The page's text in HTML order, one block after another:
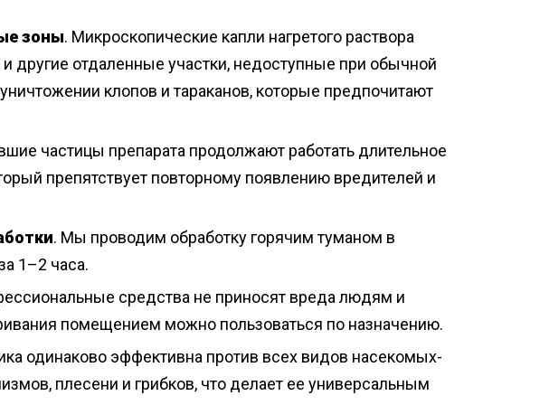
зоны. Микроскопические капли нагретого раствора
другие отдаленные участки, недоступные при обычной
клопов и тараканов, которые предпочитают
частицы препарата продолжают работать длительное
препятствует повторному появлению вредителей и
. Мы проводим обработку горячим туманом в
1–2 часа.
средства не приносят вреда людям и
помещением можно пользоваться по назначению.
одинаково эффективна против всех видов насекомых-
плесени и грибков, что делает ее универсальным